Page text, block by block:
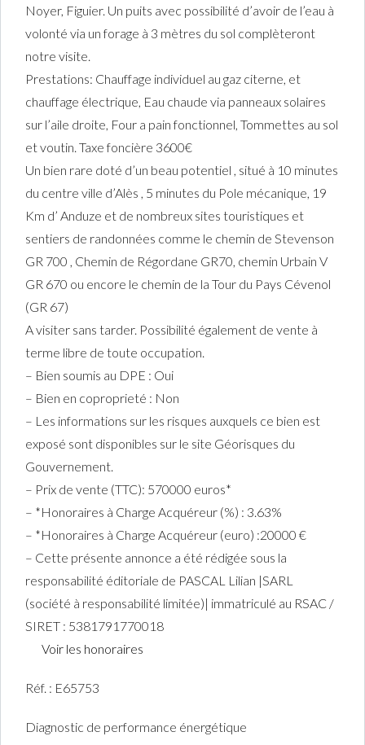
Noyer, Figuier. Un puits avec possibilité d’avoir de l’eau à
volonté via un forage à 3 mètres du sol complèteront
notre visite.
Prestations: Chauffage individuel au gaz citerne, et
chauffage électrique, Eau chaude via panneaux solaires
sur l’aile droite, Four a pain fonctionnel, Tommettes au sol
et voutin. Taxe foncière 3600€
Un bien rare doté d’un beau potentiel , situé à 10 minutes
du centre ville d’Alès , 5 minutes du Pole mécanique, 19
Km d’ Anduze et de nombreux sites touristiques et
sentiers de randonnées comme le chemin de Stevenson
GR 700 , Chemin de Régordane GR70, chemin Urbain V
GR 670 ou encore le chemin de la Tour du Pays Cévenol
(GR 67)
A visiter sans tarder. Possibilité également de vente à
terme libre de toute occupation.
– Bien soumis au DPE : Oui
– Bien en coproprieté : Non
– Les informations sur les risques auxquels ce bien est
exposé sont disponibles sur le site Géorisques du
Gouvernement.
– Prix de vente (TTC): 570000 euros*
– *Honoraires à Charge Acquéreur (%) : 3.63%
– *Honoraires à Charge Acquéreur (euro) :20000 €
– Cette présente annonce a été rédigée sous la
responsabilité éditoriale de PASCAL Lilian |SARL
(société à responsabilité limitée)| immatriculé au RSAC /
SIRET : 5381791770018
Voir les honoraires
Réf. : E65753
Diagnostic de performance énergétique